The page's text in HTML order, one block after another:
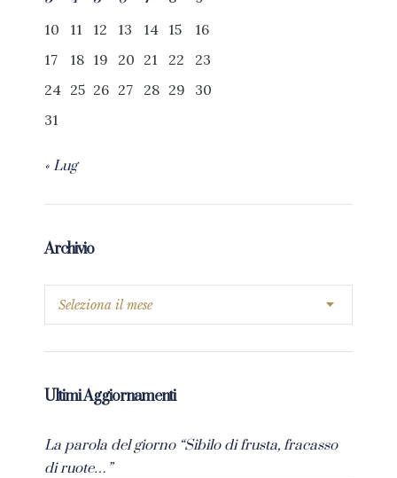
10
11 12 13 14 15
16
17
18 19 20 21 22
23
24 25 26 27 28 29
30
31
« Lug
Archivio
Ultimi Aggiornamenti
La parola del giorno “Sibilo di frusta, fracasso
di ruote…”